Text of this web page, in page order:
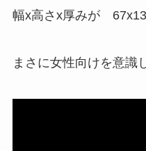
幅x高さx厚みが
まさに女性向けを意識